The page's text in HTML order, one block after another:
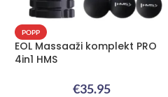
POPP
EOL Massaaži komplekt PRO
4in1 HMS
€35.95